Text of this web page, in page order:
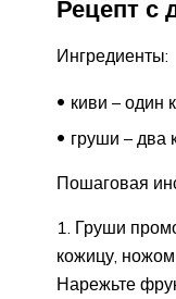
Рецепт с
Ингредиенты:
киви – один
груши – два
Пошаговая
Груши
кожицу,
Нарежьте